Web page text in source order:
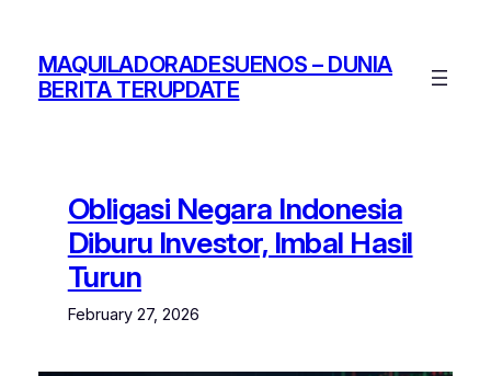
contentMAQUILADORADESUENOS – DUNIA
BERITA TERUPDATE
Obligasi Negara Indonesia
Diburu Investor, Imbal Hasil
Turun
February 27, 2026